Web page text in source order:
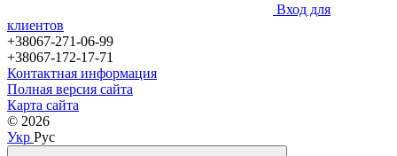
Вход для
клиентов
+38067-271-06-99
+38067-172-17-71
Контактная информация
Полная версия сайта
Карта сайта
© 2026
Укр Рус